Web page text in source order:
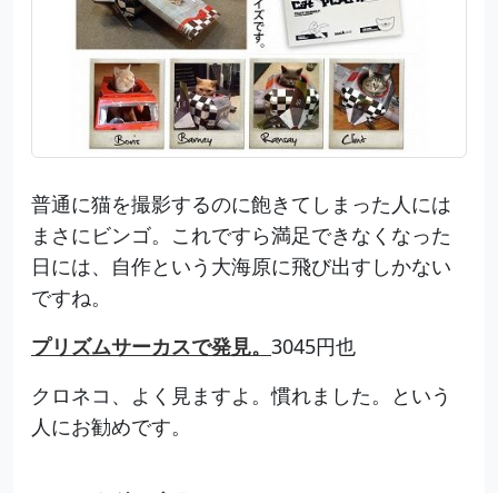
普通に猫を撮影するのに飽きてしまった人には
まさにビンゴ。これですら満足できなくなった
日には、自作という大海原に飛び出すしかない
ですね。
プリズムサーカスで発見。 3045円也
クロネコ、よく見ますよ。慣れました。という
人にお勧めです。